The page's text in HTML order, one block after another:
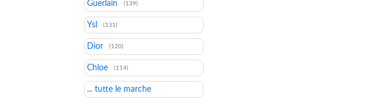
Guerlain (139)
Ysl (131)
Dior (120)
Chloe (114)
... tutte le marche